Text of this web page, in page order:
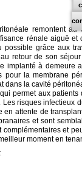
remontent au
rénale aiguë
grâce aux
retour de son
implanté à demeure
la membrane
la cavité
permet aux patients
risques infectieux
attente de
et sont
et
moment en